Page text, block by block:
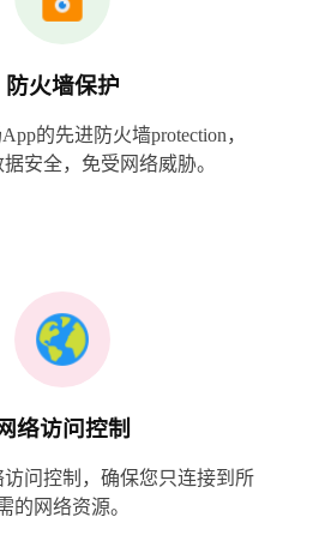
防火墙保护
的先进防火墙protection，
安全，免受网络威胁。
络访问控制
问控制，确保您只连接到所
的网络资源。